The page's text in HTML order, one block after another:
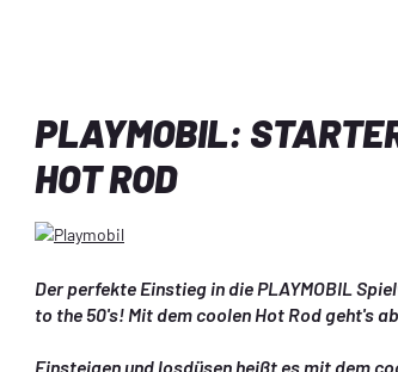
PLAYMOBIL:
HOT ROD
Der perfekte Einstieg in die PLAYMOBIL
to the 50's! Mit dem coolen Hot Rod geht's
Einsteigen und losdüsen heißt es mit dem